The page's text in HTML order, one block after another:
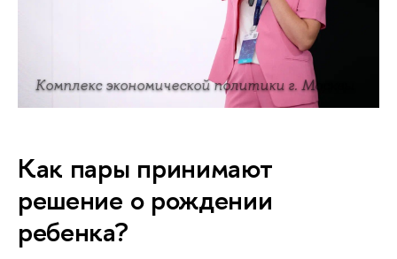
Комплекс экономической политики г. Москвы
Как пары принимают
решение о рождении
ребенка?